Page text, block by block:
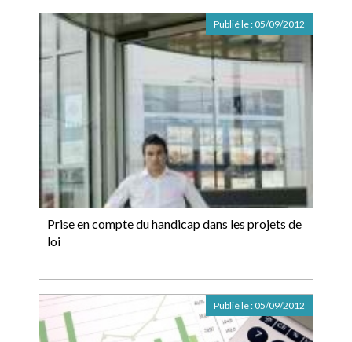
Prise en compte du handicap dans les projets de
loi
Publié le : 05/09/2012
Publié le : 05/09/2012